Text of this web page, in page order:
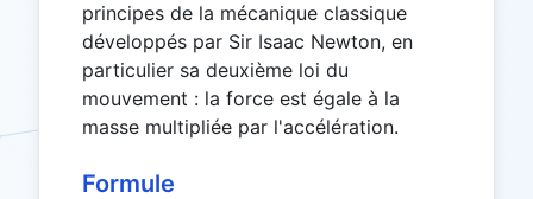
principes de la mécanique classique
développés par Sir Isaac Newton, en
particulier sa deuxième loi du
mouvement : la force est égale à la
masse multipliée par l'accélération.
Formule